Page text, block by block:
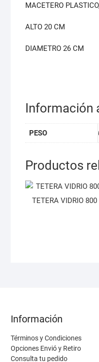
MACETERO
ALTO 20 CM
DIAMETRO 26 CM
Información
PESO
Productos
TETERA VIDRIO
Información
Términos y Condiciones
Opciones Envió y Retiro
Consulta tu pedido